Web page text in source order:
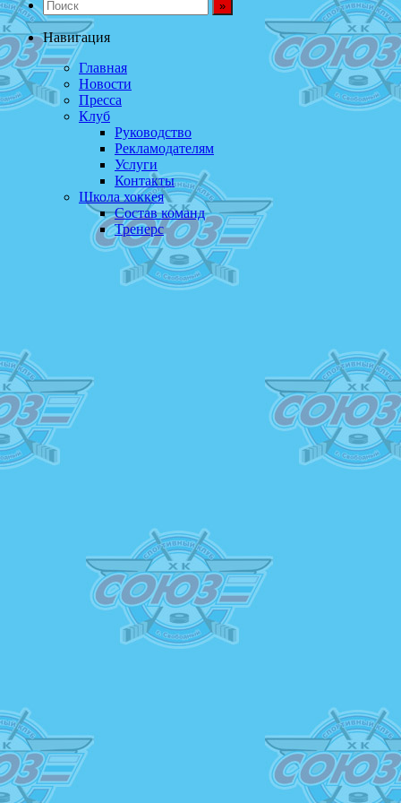
Навигация
Главная
Новости
Пресса
Клуб
Руководство
Рекламодателям
Услуги
Контакты
Школа хоккея
Состав команд
Тренерс